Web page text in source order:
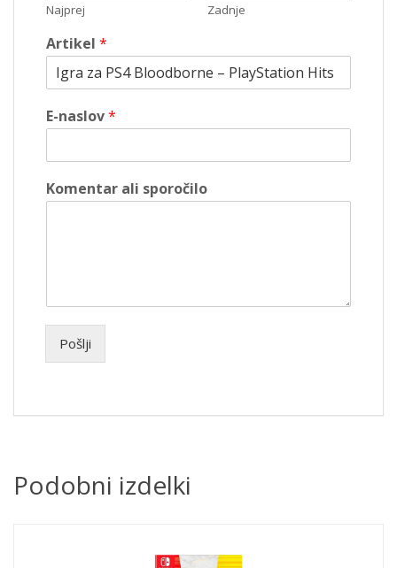
Najprej Zadnje
Artikel *
E-naslov*
Komentar ali sporočilo
Pošlji
Podobni izdelki